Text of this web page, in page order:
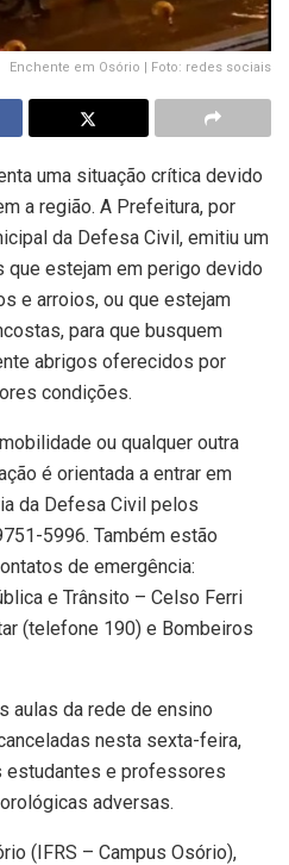
Enchente em Osório | Foto: redes sociais
uma situação crítica devido
a região. A Prefeitura, por
da Defesa Civil, emitiu um
que estejam em perigo devido
e arroios, ou que estejam
para que busquem
abrigos oferecidos por
condições.
ou qualquer outra
é orientada a entrar em
da Defesa Civil pelos
5996. Também estão
de emergência:
e Trânsito – Celso Ferri
(telefone 190) e Bombeiros
aulas da rede de ensino
nesta sexta-feira,
estudantes e professores
adversas.
(IFRS – Campus Osório),